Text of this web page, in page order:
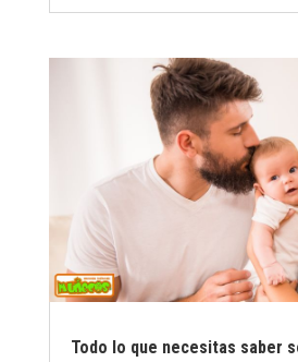
Todo lo que necesitas saber